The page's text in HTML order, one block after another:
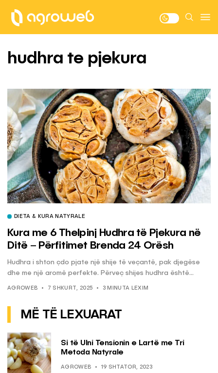
hudhra te pjekura
DIETA & KURA NATYRALE
Kura me 6 Thelpinj Hudhra të Pjekura në
Ditë – Përfitimet Brenda 24 Orësh
Hudhra i shton çdo pjate një shije të veçantë, pak djegëse
dhe me një aromë perfekte. Përveç shijes hudhra është...
AGROWEB 7 SHKURT, 2025 3 MINUTA LEXIM
MË TË LEXUARAT
Si të Ulni Tensionin e Lartë me Tri
Metoda Natyrale
AGROWEB 19 SHTATOR, 2023